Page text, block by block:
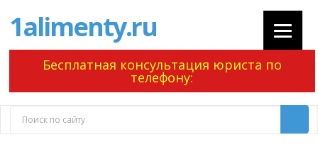
1alimenty.ru
Бесплатная консультация юриста по
телефону: